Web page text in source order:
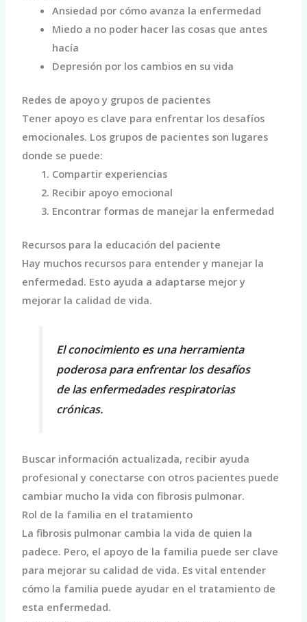
Ansiedad por cómo avanza la enfermedad
Miedo a no poder hacer las cosas que antes
hacía
Depresión por los cambios en su vida
Redes de apoyo y grupos de pacientes
Tener apoyo es clave para enfrentar los desafíos
emocionales. Los grupos de pacientes son lugares
donde se puede:
Compartir experiencias
Recibir apoyo emocional
Encontrar formas de manejar la enfermedad
Recursos para la educación del paciente
Hay muchos recursos para entender y manejar la
enfermedad. Esto ayuda a adaptarse mejor y
mejorar la calidad de vida.
El conocimiento es una herramienta
poderosa para enfrentar los desafíos
de las enfermedades respiratorias
crónicas.
Buscar información actualizada, recibir ayuda
profesional y conectarse con otros pacientes puede
cambiar mucho la vida con fibrosis pulmonar.
Rol de la familia en el tratamiento
La fibrosis pulmonar cambia la vida de quien la
padece. Pero, el apoyo de la familia puede ser clave
para mejorar su calidad de vida. Es vital entender
cómo la familia puede ayudar en el tratamiento de
esta enfermedad.